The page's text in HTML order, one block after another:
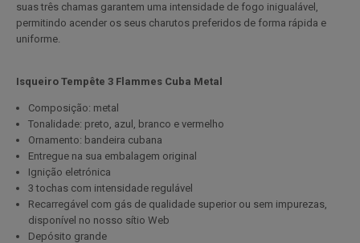
suas três chamas garantem uma intensidade de fogo inigualável,
permitindo acender os seus charutos preferidos de forma rápida e
uniforme.
Isqueiro Tempête 3 Flammes Cuba Metal
Composição: metal
Tonalidade: preto, azul, branco e vermelho
Ornamento: bandeira cubana
Entregue na sua embalagem original
Ignição eletrónica
3 tochas com intensidade regulável
Recarregável com gás de qualidade superior ou sem impurezas,
disponível no nosso sítio Web
Depósito grande